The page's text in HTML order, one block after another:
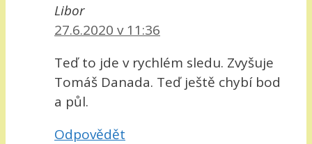
Libor
27.6.2020 v 11:36
Teď to jde v rychlém sledu. Zvyšuje
Tomáš Danada. Teď ještě chybí bod
a půl.
Odpovědět